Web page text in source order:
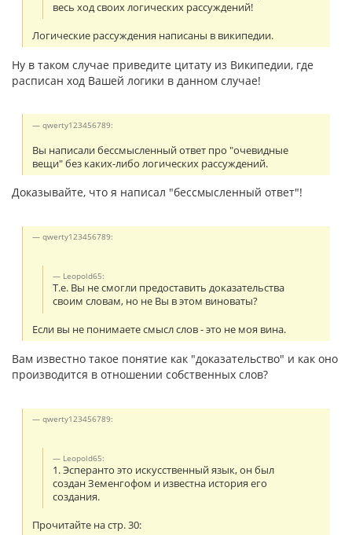
весь ход своих логических рассуждений!
Логические рассуждения написаны в википедии.
Ну в таком случае приведите цитату из Википедии, где
расписан ход Вашей логики в данном случае!
qwerty123456789:
Вы написали бессмысленный ответ про "очевидные
вещи" без каких-либо логических рассуждений.
Доказывайте, что я написал "бессмысленный ответ"!
qwerty123456789:
Leopold65:
Т.е. Вы не смогли предоставить доказательства
своим словам, но не Вы в этом виноваты?
Если вы не понимаете смысл слов - это не моя вина.
Вам известно такое понятие как "доказательство" и как оно
производится в отношении собственных слов?
qwerty123456789:
Leopold65:
1. Эсперанто это искусственный язык, он был
создан Земенгофом и известна история его
создания.
Прочитайте на стр. 30: